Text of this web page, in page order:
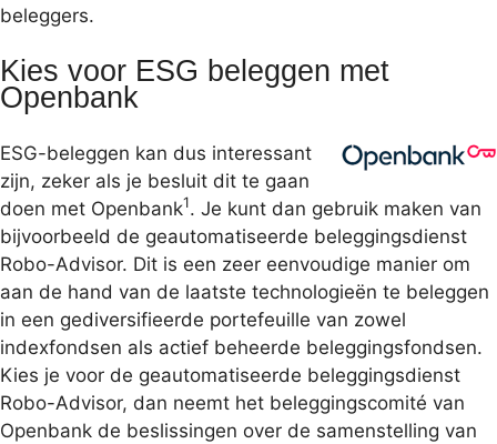
beleggers.
Kies voor ESG beleggen met
Openbank
ESG-beleggen kan dus interessant
zijn, zeker als je besluit dit te gaan
doen met Openbank1. Je kunt dan gebruik maken van
bijvoorbeeld de geautomatiseerde beleggingsdienst
Robo-Advisor. Dit is een zeer eenvoudige manier om
aan de hand van de laatste technologieën te beleggen
in een gediversifieerde portefeuille van zowel
indexfondsen als actief beheerde beleggingsfondsen.
Kies je voor de geautomatiseerde beleggingsdienst
Robo-Advisor, dan neemt het beleggingscomité van
Openbank de beslissingen over de samenstelling van